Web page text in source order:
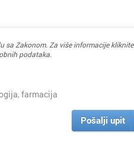
sa Zakonom. Za više informacije kliknite
podataka.
farmacija
Pošalji upit